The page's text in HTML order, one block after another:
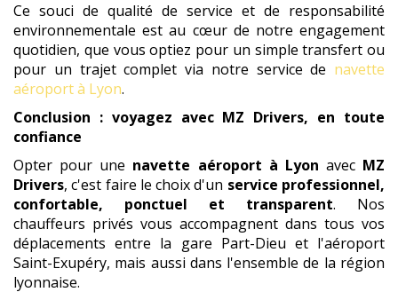
Ce souci de qualité de service et de responsabilité
environnementale est au cœur de notre engagement
quotidien, que vous optiez pour un simple transfert ou
pour un trajet complet via notre service de navette
aéroport à Lyon.
Conclusion : voyagez avec MZ Drivers, en toute
confiance
Opter pour une navette aéroport à Lyon avec MZ
Drivers, c'est faire le choix d'un service professionnel,
confortable, ponctuel et transparent. Nos
chauffeurs privés vous accompagnent dans tous vos
déplacements entre la gare Part-Dieu et l'aéroport
Saint-Exupéry, mais aussi dans l'ensemble de la région
lyonnaise.